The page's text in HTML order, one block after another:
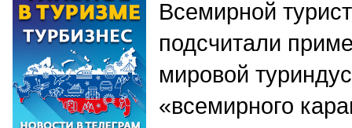
Всемирной
подсчитали
мировой
«всемирного